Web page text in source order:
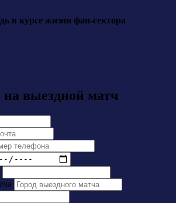
в курсе жизни фан-сектора
на выездной матч